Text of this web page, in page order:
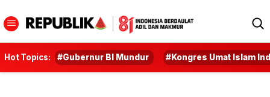
Hot Topics: #Gubernur BI Mundur #Kongres Umat Islam